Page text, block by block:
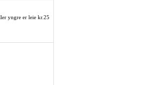
yngre er leie kr.25